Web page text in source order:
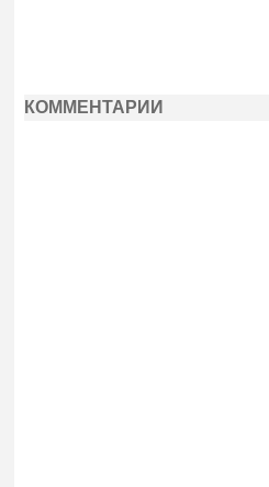
КОММЕНТАРИИ